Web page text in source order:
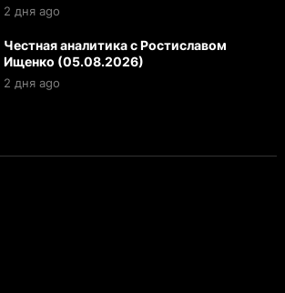
2 дня ago
Честная аналитика с Ростиславом
Ищенко (05.08.2026)
2 дня ago